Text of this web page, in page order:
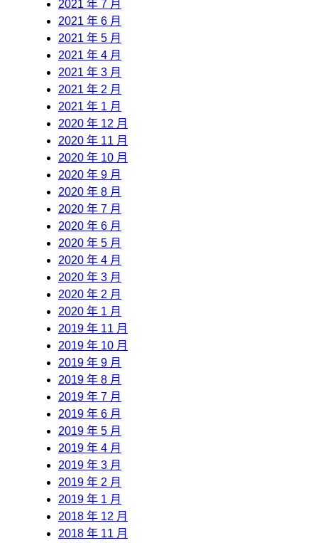
2021 年 7 月
2021 年 6 月
2021 年 5 月
2021 年 4 月
2021 年 3 月
2021 年 2 月
2021 年 1 月
2020 年 12 月
2020 年 11 月
2020 年 10 月
2020 年 9 月
2020 年 8 月
2020 年 7 月
2020 年 6 月
2020 年 5 月
2020 年 4 月
2020 年 3 月
2020 年 2 月
2020 年 1 月
2019 年 11 月
2019 年 10 月
2019 年 9 月
2019 年 8 月
2019 年 7 月
2019 年 6 月
2019 年 5 月
2019 年 4 月
2019 年 3 月
2019 年 2 月
2019 年 1 月
2018 年 12 月
2018 年 11 月